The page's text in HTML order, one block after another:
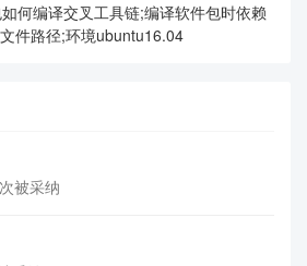
何编译交叉工具链;编译软件包时依赖
件路径;环境ubuntu16.04
被采纳